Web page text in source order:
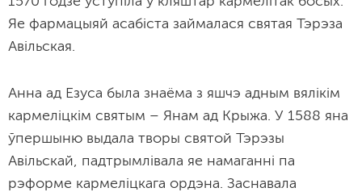
Яе фармацыяй асабіста займалася святая Тэрэза
Авільская.
Анна ад Езуса была знаёма з яшчэ адным вялікім
кармеліцкім святым – Янам ад Крыжа. У 1588 яна
ўпершыню выдала творы святой Тэрэзы
Авільскай, падтрымлівала яе намаганні па
рэформе кармеліцкага ордэна. Заснавала